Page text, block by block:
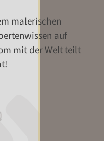
malerischen
auf
mit der Welt teilt